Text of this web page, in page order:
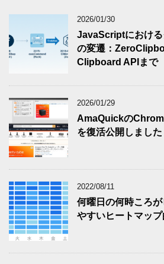
2026/01/30
JavaScriptにおけ
の変遷：
Clipboard APIまで
2026/01/29
AmaQuickの
を復活公開しました
2022/08/11
何曜日の何時ころ
やすいヒートマッ